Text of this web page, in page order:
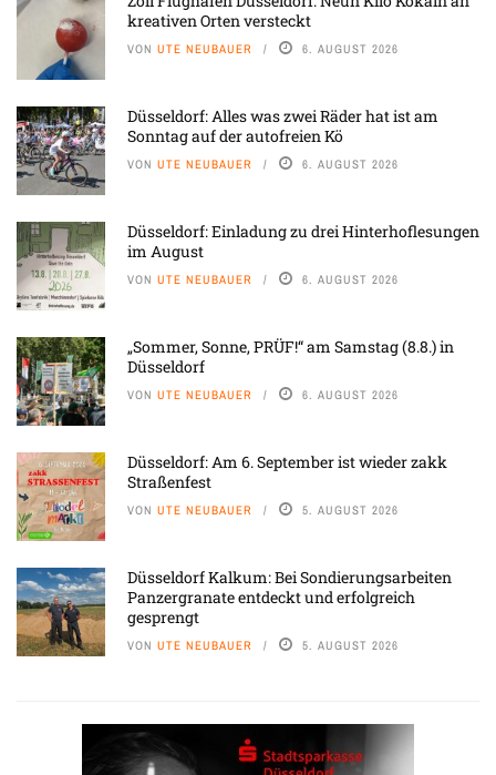
kreativen Orten versteckt
VON UTE NEUBAUER 6. AUGUST 2026
Düsseldorf: Alles was zwei Räder hat ist am
Sonntag auf der autofreien Kö
VON UTE NEUBAUER 6. AUGUST 2026
Düsseldorf: Einladung zu drei Hinterhoflesungen
im August
VON UTE NEUBAUER 6. AUGUST 2026
„Sommer, Sonne, PRÜF!“ am Samstag (8.8.) in
Düsseldorf
VON UTE NEUBAUER 6. AUGUST 2026
Düsseldorf: Am 6. September ist wieder zakk
Straßenfest
VON UTE NEUBAUER 5. AUGUST 2026
Düsseldorf Kalkum: Bei Sondierungsarbeiten
Panzergranate entdeckt und erfolgreich
gesprengt
VON UTE NEUBAUER 5. AUGUST 2026